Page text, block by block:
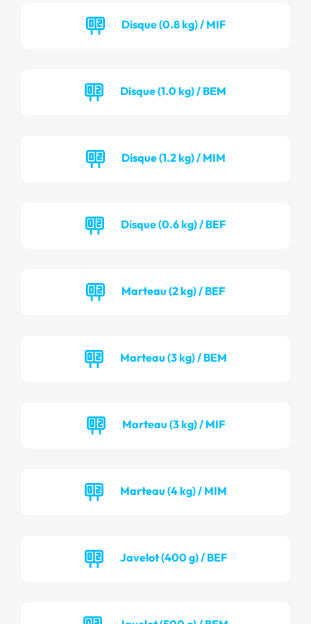
Disque (0.8 kg) / MIF
Disque (1.0 kg) / BEM
Disque (1.2 kg) / MIM
Disque (0.6 kg) / BEF
Marteau (2 kg) / BEF
Marteau (3 kg) / BEM
Marteau (3 kg) / MIF
Marteau (4 kg) / MIM
Javelot (400 g) / BEF